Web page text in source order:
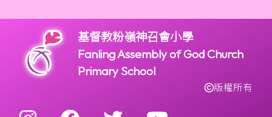
基督教粉嶺神召會小學
Fanling Assembly of God Church
Primary School
版權所有